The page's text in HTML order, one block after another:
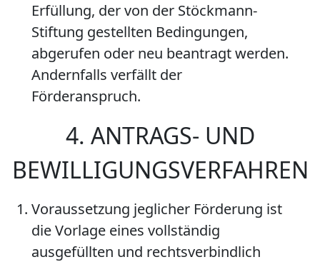
Erfüllung, der von der Stöckmann-
Stiftung gestellten Bedingungen,
abgerufen oder neu beantragt werden.
Andernfalls verfällt der
Förderanspruch.
4. ANTRAGS- UND
BEWILLIGUNGSVERFAHREN
Voraussetzung jeglicher Förderung ist
die Vorlage eines vollständig
ausgefüllten und rechtsverbindlich